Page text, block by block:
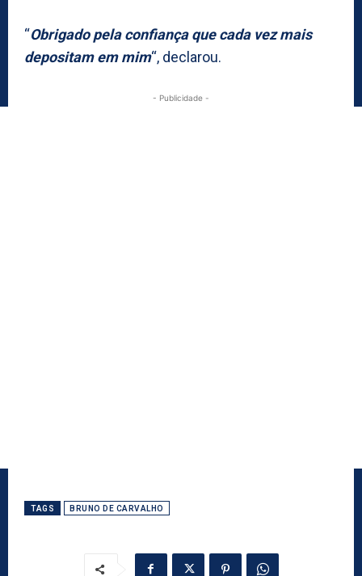
“Obrigado pela confiança que cada vez mais
depositam em mim“, declarou.
- Publicidade -
TAGS BRUNO DE CARVALHO